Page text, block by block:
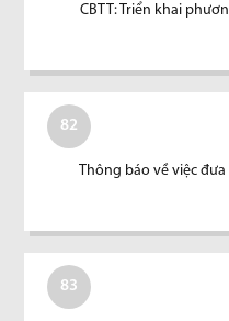
CBTT: Triển khai
82
Thông báo về việc
83